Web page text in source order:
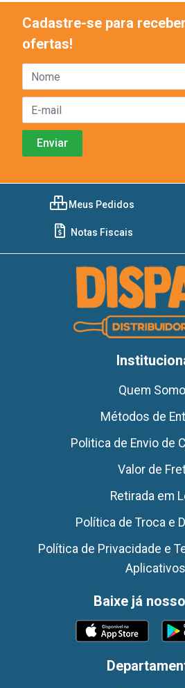
Cadastre-se para
ofertas!
Meus Pedidos
Notas Fiscais
Quem
Métodos de
Politica de Envio de
Valor de
Retirada em
Política de Troca e
Política de Privacidade e
Aplicativos
Baixe já